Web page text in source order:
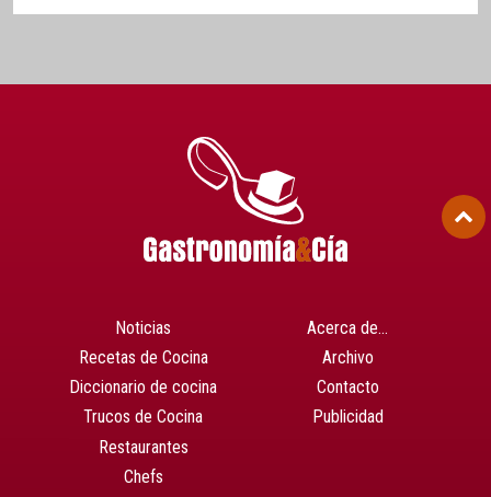
Noticias
Recetas de Cocina
Diccionario de cocina
Trucos de Cocina
Restaurantes
Chefs
Acerca de…
Archivo
Contacto
Publicidad